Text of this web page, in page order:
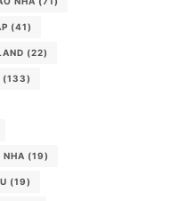
(41)
(22)
(133)
NHA (19)
(19)